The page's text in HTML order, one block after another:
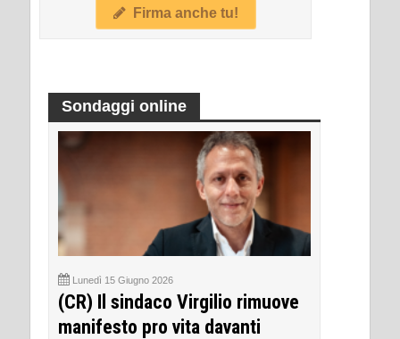
Firma anche tu!
Sondaggi online
Lunedì 15 Giugno 2026
(CR) Il sindaco Virgilio rimuove
manifesto pro vita davanti